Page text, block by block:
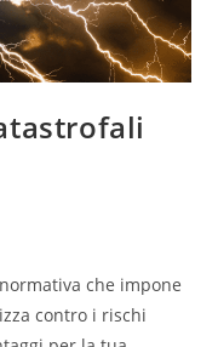
che impone
contro i rischi